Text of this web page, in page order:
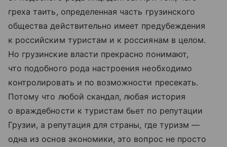
греха таить, определенная часть грузинского
общества действительно имеет предубеждения
к российским туристам и к россиянам в целом.
Но грузинские власти прекрасно понимают,
что подобного рода настроения необходимо
контролировать и по возможности пресекать.
Потому что любой скандал, любая история
о враждебности к туристам бьет по репутации
Грузии, а репутация для страны, где туризм —
одна из основ экономики, это вопрос не просто